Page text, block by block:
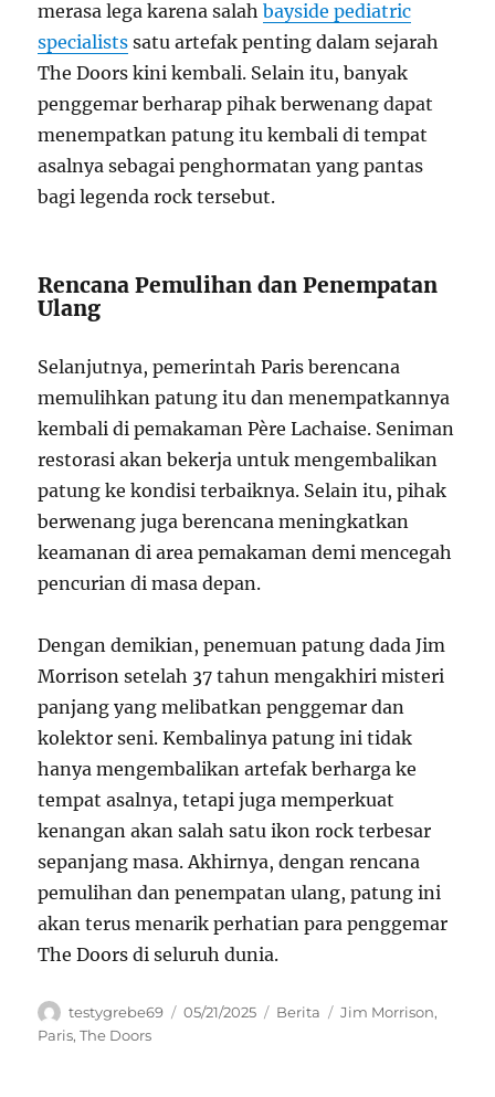
merasa lega karena salahbayside pediatric
specialists satu artefak penting dalam sejarah
The Doors kini kembali. Selain itu, banyak
penggemar berharap pihak berwenang dapat
menempatkan patung itu kembali di tempat
asalnya sebagai penghormatan yang pantas
bagi legenda rock tersebut.
Rencana Pemulihan dan Penempatan
Ulang
Selanjutnya, pemerintah Paris berencana
memulihkan patung itu dan menempatkannya
kembali di pemakaman Père Lachaise. Seniman
restorasi akan bekerja untuk mengembalikan
patung ke kondisi terbaiknya. Selain itu, pihak
berwenang juga berencana meningkatkan
keamanan di area pemakaman demi mencegah
pencurian di masa depan.
Dengan demikian, penemuan patung dada Jim
Morrison setelah 37 tahun mengakhiri misteri
panjang yang melibatkan penggemar dan
kolektor seni. Kembalinya patung ini tidak
hanya mengembalikan artefak berharga ke
tempat asalnya, tetapi juga memperkuat
kenangan akan salah satu ikon rock terbesar
sepanjang masa. Akhirnya, dengan rencana
pemulihan dan penempatan ulang, patung ini
akan terus menarik perhatian para penggemar
The Doors di seluruh dunia.
Author
testygrebe69
Posted
05/21/2025 Categories
Berita Tags
Jim Morrison,
Paris,The Doors